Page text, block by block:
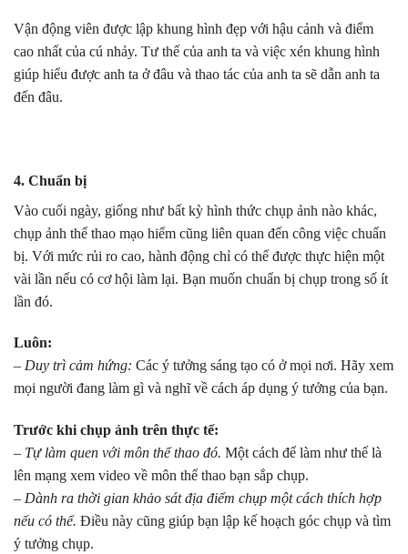
Vận động viên được lập khung hình đẹp với hậu cảnh và điểm
cao nhất của cú nhảy. Tư thế của anh ta và việc xén khung hình
giúp hiểu được anh ta ở đâu và thao tác của anh ta sẽ dẫn anh ta
đến đâu.
4. Chuẩn bị
Vào cuối ngày, giống như bất kỳ hình thức chụp ảnh nào khác,
chụp ảnh thể thao mạo hiểm cũng liên quan đến công việc chuẩn
bị. Với mức rủi ro cao, hành động chỉ có thể được thực hiện một
vài lần nếu có cơ hội làm lại. Bạn muốn chuẩn bị chụp trong số ít
lần đó.
Luôn:
– Duy trì cảm hứng: Các ý tưởng sáng tạo có ở mọi nơi. Hãy xem
mọi người đang làm gì và nghĩ về cách áp dụng ý tưởng của bạn.
Trước khi chụp ảnh trên thực tế:
– Tự làm quen với môn thể thao đó. Một cách để làm như thế là
lên mạng xem video về môn thể thao bạn sắp chụp.
– Dành ra thời gian khảo sát địa điểm chụp một cách thích hợp
nếu có thể. Điều này cũng giúp bạn lập kế hoạch góc chụp và tìm
ý tưởng chụp.